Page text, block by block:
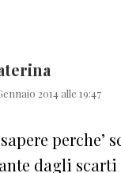
2014 alle 19:47
perche’
dagli scarti